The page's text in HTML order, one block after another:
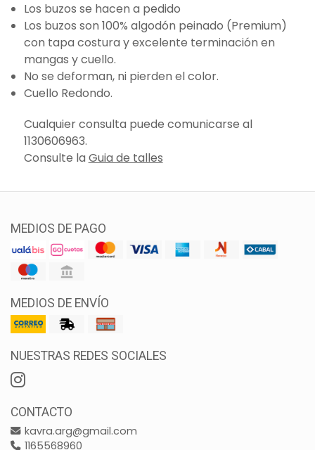
Los buzos se hacen a pedido
Los buzos son 100% algodón peinado (Premium)
con tapa costura y excelente terminación en
mangas y cuello.
No se deforman, ni pierden el color.
Cuello Redondo.
Cualquier consulta puede comunicarse al
1130606963.
Consulte la Guia de talles
MEDIOS DE PAGO
MEDIOS DE ENVÍO
NUESTRAS REDES SOCIALES
CONTACTO
kavra.arg@gmail.com
1165568960